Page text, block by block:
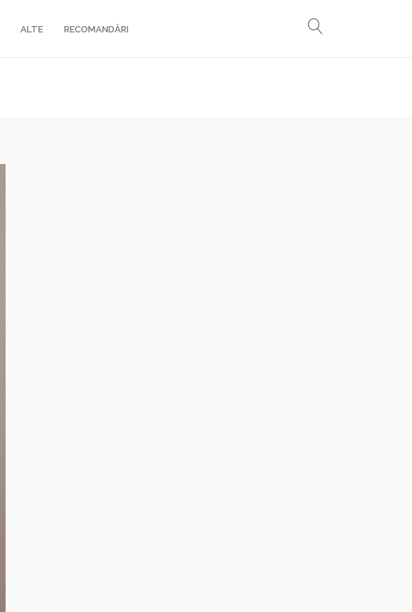
ALTE RECOMANDĂRI